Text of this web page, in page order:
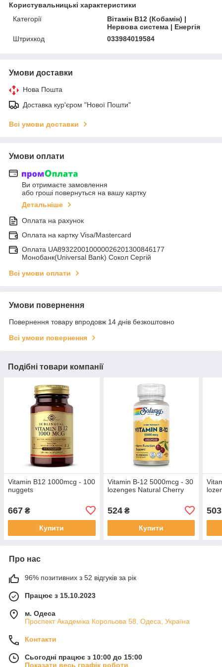
Користувальницькі характеристики
Категорії
Вітамін B12 (Кобамін) |
Нервова система | Енергія
Штрихкод
033984019584
Умови доставки
Нова Пошта
Доставка кур'єром "Нової Пошти"
Всі умови доставки
Умови оплати
Ви отримаєте замовлення
або гроші повернуться на вашу картку
Детальніше
Оплата на рахунок
Оплата на картку Visa/Mastercard
Оплата UA893220010000026201300846177
Монобанк(Universal Bank) Сокол Сергій
Всі умови оплати
Умови повернення
Повернення товару впродовж 14 днів безкоштовно
Всі умови повернення
Подібні товари компанії
Vitamin B12 1000mcg - 100
nuggets
667 ₴
Купити
Vitamin B-12 5000mcg - 30
lozenges Natural Cherry
524₴
Купити
503
Про нас
96% позитивних з 52 відгуків за рік
Працює з 15.10.2023
м. Одеса
Проспект Академіка Корольова 58, Одеса, Україна
Контакти
Сьогодні працює з 10:00 до 15:00
Показати весь графік роботи